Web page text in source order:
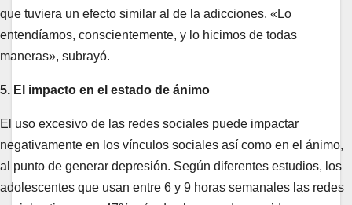
que tuviera un efecto similar al de la adicciones. «Lo
entendíamos, conscientemente, y lo hicimos de todas
maneras», subrayó.
5. El impacto en el estado de ánimo
El uso excesivo de las redes sociales puede impactar
negativamente en los vínculos sociales así como en el ánimo,
al punto de generar depresión. Según diferentes estudios, los
adolescentes que usan entre 6 y 9 horas semanales las redes